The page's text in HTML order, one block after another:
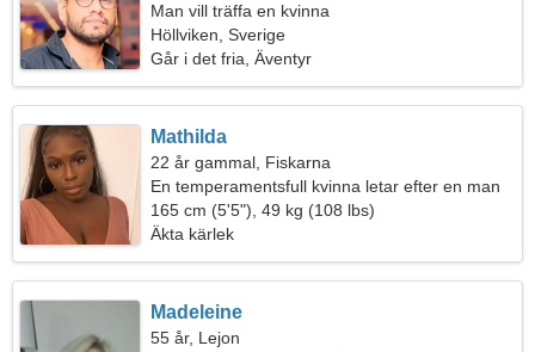
Man vill träffa en kvinna
Höllviken, Sverige
Går i det fria, Äventyr
Mathilda
22 år gammal, Fiskarna
En temperamentsfull kvinna letar efter en man
165 cm (5'5"), 49 kg (108 lbs)
Äkta kärlek
Madeleine
55 år, Lejon